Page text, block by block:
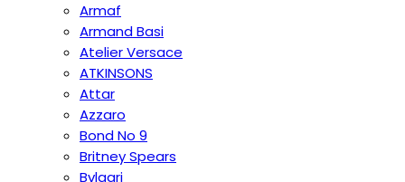
Armaf
Armand Basi
Atelier Versace
ATKINSONS
Attar
Azzaro
Bond No 9
Britney Spears
Bvlgari